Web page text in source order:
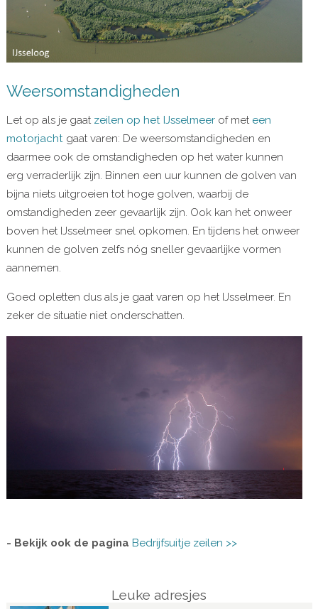
Weersomstandigheden
Let op als je gaat zeilen op het IJsselmeerof met een
motorjachtgaat varen: De weersomstandigheden en
daarmee ook de omstandigheden op het water kunnen
erg verraderlijk zijn. Binnen een uur kunnen de golven van
bijna niets uitgroeien tot hoge golven, waarbij de
omstandigheden zeer gevaarlijk zijn. Ook kan het onweer
boven het IJsselmeer snel opkomen. En tijdens het onweer
kunnen de golven zelfs nóg sneller gevaarlijke vormen
aannemen.
Goed opletten dus als je gaat varen op het IJsselmeer. En
zeker de situatie niet onderschatten.
- Bekijk ook de pagina Bedrijfsuitje zeilen >>
Leuke adresjes